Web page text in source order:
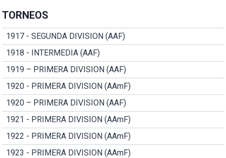
TORNEOS
1917 - SEGUNDA DIVISION (AAF)
1918 - INTERMEDIA (AAF)
1919 – PRIMERA DIVISION (AAF)
1920 - PRIMERA DIVISION (AAmF)
1920 – PRIMERA DIVISION (AAF)
1921 - PRIMERA DIVISION (AAmF)
1922 - PRIMERA DIVISION (AAmF)
1923 - PRIMERA DIVISION (AAmF)